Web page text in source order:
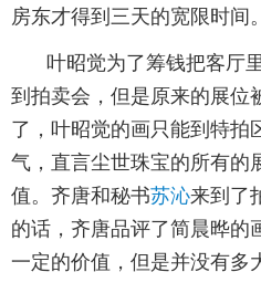
房东才得到三天的宽限时间。
叶昭觉为了筹钱把客厅
到拍卖会，但是原来的展位
了，叶昭觉的画只能到特拍
气，直言尘世珠宝的所有的
值。齐唐和秘书苏沁来到了
的话，齐唐品评了简晨晔的
一定的价值，但是并没有多